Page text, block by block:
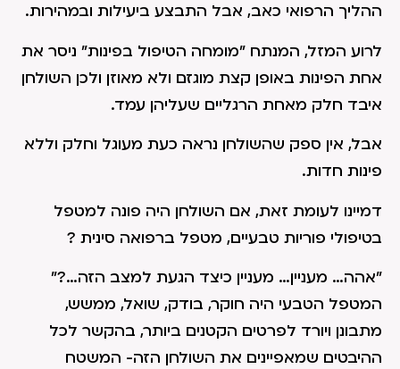
ההליך הרפואי כאב, אבל התבצע ביעילות ובמהירות.
לרוע המזל, המנתח "מומחה הטיפול בפינות" ניסר את
אחת הפינות באופן קצת מוגזם ולא מאוזן ולכן השולחן
איבד חלק מאחת הרגליים שעליהן עמד.
אבל, אין ספק שהשולחן נראה כעת מעוגל וחלק וללא
פינות חדות.
דמיינו לעומת זאת, אם השולחן היה פונה למטפל
בטיפולי פוריות טבעיים, מטפל ברפואה סינית ?
"אהה… מעניין… מעניין כיצד הגעת למצב הזה…?"
המטפל הטבעי היה חוקר, בודק, שואל, ממשש,
מתבונן ויורד לפרטים הקטנים ביותר, בהקשר לכל
ההיבטים שמאפיינים את השולחן הזה- המשטח